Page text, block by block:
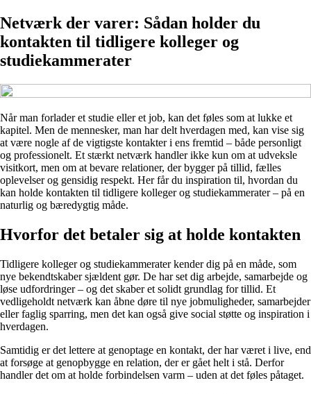
Netværk der varer: Sådan holder du
kontakten til tidligere kolleger og
studiekammerater
Når man forlader et studie eller et job, kan det føles som at lukke et
kapitel. Men de mennesker, man har delt hverdagen med, kan vise sig
at være nogle af de vigtigste kontakter i ens fremtid – både personligt
og professionelt. Et stærkt netværk handler ikke kun om at udveksle
visitkort, men om at bevare relationer, der bygger på tillid, fælles
oplevelser og gensidig respekt. Her får du inspiration til, hvordan du
kan holde kontakten til tidligere kolleger og studiekammerater – på en
naturlig og bæredygtig måde.
Hvorfor det betaler sig at holde kontakten
Tidligere kolleger og studiekammerater kender dig på en måde, som
nye bekendtskaber sjældent gør. De har set dig arbejde, samarbejde og
løse udfordringer – og det skaber et solidt grundlag for tillid. Et
vedligeholdt netværk kan åbne døre til nye jobmuligheder, samarbejder
eller faglig sparring, men det kan også give social støtte og inspiration i
hverdagen.
Samtidig er det lettere at genoptage en kontakt, der har været i live, end
at forsøge at genopbygge en relation, der er gået helt i stå. Derfor
handler det om at holde forbindelsen varm – uden at det føles påtaget.